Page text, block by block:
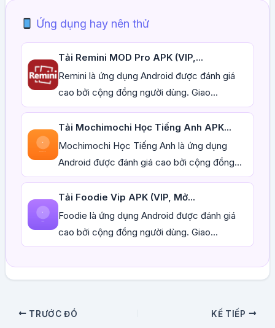
Ứng dụng hay nên thử
Tải Remini MOD Pro APK (VIP,...
Remini là ứng dụng Android được đánh giá
cao bởi cộng đồng người dùng. Giao...
Tải Mochimochi Học Tiếng Anh APK...
Mochimochi Học Tiếng Anh là ứng dụng
Android được đánh giá cao bởi cộng đồng...
Tải Foodie Vip APK (VIP, Mở...
Foodie là ứng dụng Android được đánh giá
cao bởi cộng đồng người dùng. Giao...
TRƯỚC ĐÓ KẾ TIẾP